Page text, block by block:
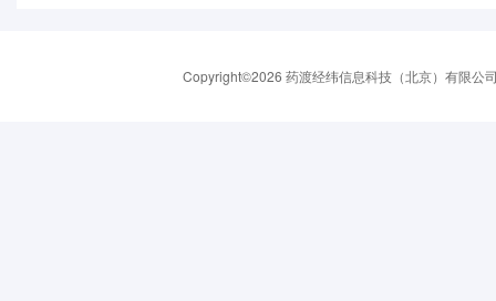
Copyright©2026 药渡经纬信息科技（北京）有限公